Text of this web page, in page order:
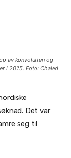
av konvolutten og
i 2025. Foto: Chaled
Det var
seg til